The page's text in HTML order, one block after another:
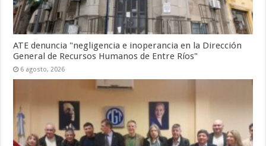
ATE denuncia "negligencia e inoperancia en la Dirección
General de Recursos Humanos de Entre Ríos"
6 agosto, 2026